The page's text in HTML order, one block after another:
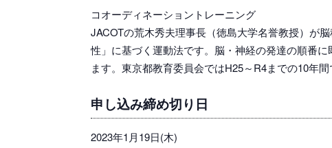
コオーディネーショントレーニング
JACOTの荒木秀夫理事長（徳島大学名誉教授）が
性」に基づく運動法です。脳・神経の発達の順番
ます。東京都教育委員会ではH25～R4までの10年
申し込み締め切り日
2023年1月19日(木)